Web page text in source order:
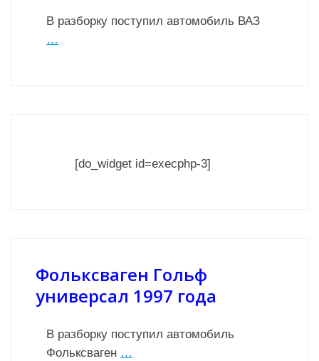
В разборку поступил автомобиль ВАЗ
…
[do_widget id=execphp-3]
Фольксваген Гольф
универсал 1997 года
В разборку поступил автомобиль
Фольксваген …